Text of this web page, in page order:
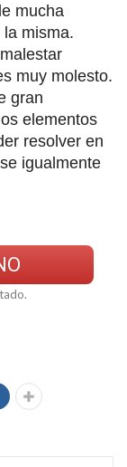
mucha
misma.
muy molesto.
gran
elementos
resolver en
igualmente